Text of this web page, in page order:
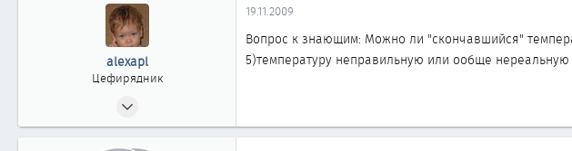
alexapl
Цефирядник
79
19.11.2009
Вопрос к знающим: Можно ли "скончавшийся"
5)температуру неправильную или ообще нереальную